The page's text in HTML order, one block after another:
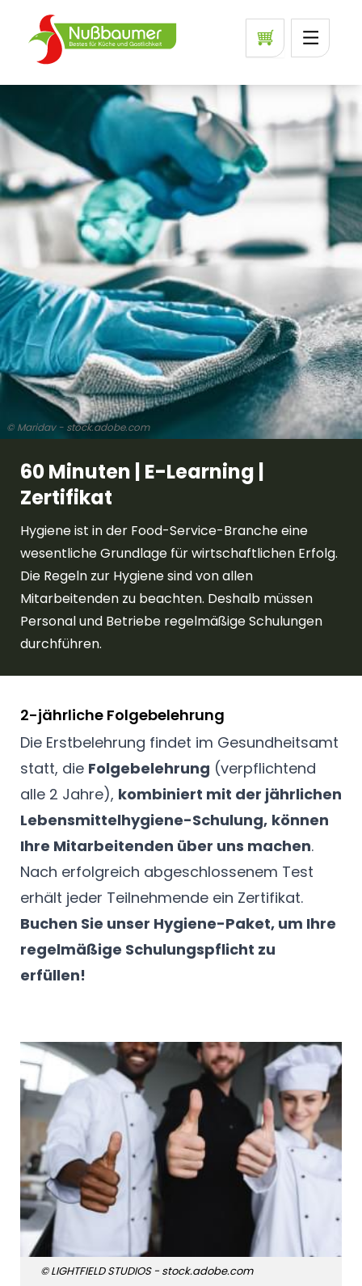
© Maridav - stock.adobe.com
60 Minuten | E-Learning |
Zertifikat
Hygiene ist in der Food-Service-Branche eine
wesentliche Grundlage für wirtschaftlichen Erfolg.
Die Regeln zur Hygiene sind von allen
Mitarbeitenden zu beachten. Deshalb müssen
Personal und Betriebe regelmäßige Schulungen
durchführen.
2-jährliche Folgebelehrung
Die Erstbelehrung findet im Gesundheitsamt
statt, die Folgebelehrung (verpflichtend
alle 2 Jahre), kombiniert mit der jährlichen
Lebensmittelhygiene-Schulung, können
Ihre Mitarbeitenden über uns machen.
Nach erfolgreich abgeschlossenem Test
erhält jeder Teilnehmende ein Zertifikat.
Buchen Sie unser Hygiene-Paket, um Ihre
regelmäßige Schulungspflicht zu
erfüllen!
© LIGHTFIELD STUDIOS - stock.adobe.com